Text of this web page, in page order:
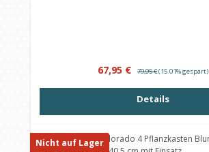
Verkaufspreis:
67,95 € Regulärer Preis:
79,95 €(15.01% gespart)
Details
Nicht auf Lager